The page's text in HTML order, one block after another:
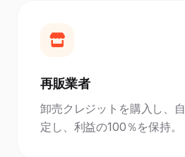
再販業者
卸売クレジットを購入し、
定し、利益の100％を保持。